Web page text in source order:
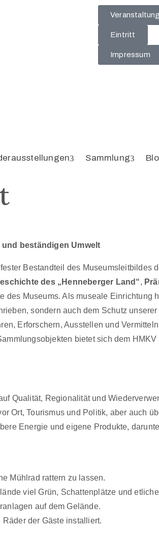
Eintritt
Impressum
Sammlung
beständigen Umwelt
Bestandteil des Museumsleitbildes
des „Henneberger Land“,
des Museums. Als museale Einrichtung
sondern auch dem Schutz
Erforschern, Ausstellen und
bietet sich dem
Qualität, Regionalität und
Ort, Tourismus und Politik, aber auch
Energie und eigene Produkte,
Mühlrad rattern zu lassen.
viel Grün, Schattenplätze und
auf dem Gelände.
der Gäste installiert.